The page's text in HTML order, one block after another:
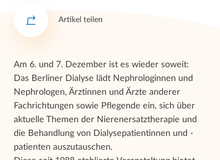
Artikel teilen
Am 6. und 7. Dezember ist es wieder soweit:
Das Berliner Dialyse lädt Nephrologinnen und
Nephrologen, Ärztinnen und Ärzte anderer
Fachrichtungen sowie Pflegende ein, sich über
aktuelle Themen der Nierenersatztherapie und
die Behandlung von Dialysepatientinnen und -
patienten auszutauschen.